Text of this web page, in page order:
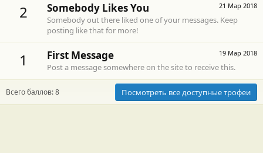
2 21 Мар 2018
Somebody Likes You
Somebody out there liked one of your messages. Keep
posting like that for more!
1 19 Мар 2018
First Message
Post a message somewhere on the site to receive this.
Всего баллов: 8 Посмотреть все доступные трофеи